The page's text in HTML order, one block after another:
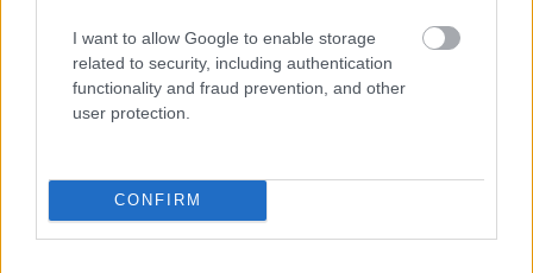
I want to allow Google to enable storage
related to security, including authentication
functionality and fraud prevention, and other
user protection.
CONFIRM
Hulljanak a Sasok! Hajrá Sör!
Az acélbikák meg döntősök !!!!!!!!!!!!!!!!!!!!!!!!!